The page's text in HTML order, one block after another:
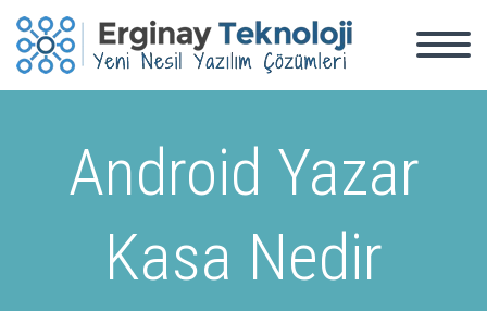
Android Yazar
Kasa Nedir